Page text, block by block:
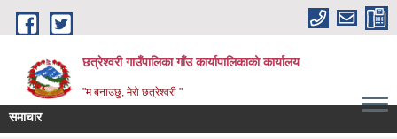
Skip to main content
छत्रेश्वरी गाउँपालिका गाँउ कार्यापालिकाको कार्यालय
"म बनाउछु, मेरो छत्रेश्वरी "
समाचार